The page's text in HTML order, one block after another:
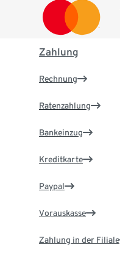
Zahlung
Rechnung
Ratenzahlung
Bankeinzug
Kreditkarte
Paypal
Vorauskasse
Zahlung in der Filiale